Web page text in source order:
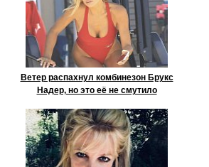
Ветер распахнул комбинезон Брукс
Надер, но это её не смутило